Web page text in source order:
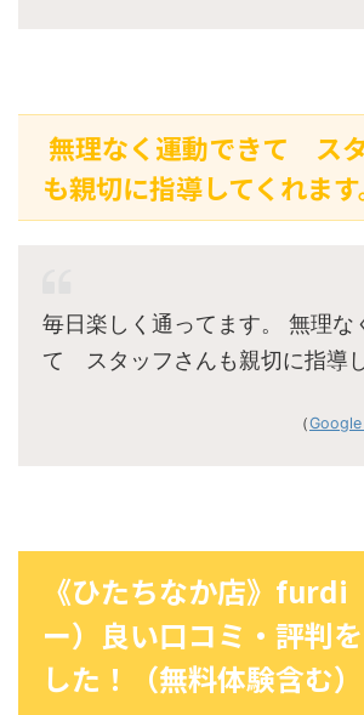
無理なく運動できて ス
も親切に指導してくれます
毎日楽しく通ってます。 無理な
て スタッフさんも親切に指導し
（Google
《ひたちなか店》furdi
ー）良い口コミ・評判
した！（無料体験含む）